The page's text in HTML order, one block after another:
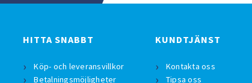
HITTA SNABBT
Köp- och leveransvillkor
Betalningsmöjligheter
KUNDTJÄNST
Kontakta oss
Tipsa oss